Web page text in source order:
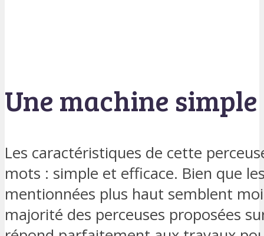
Une machine
Les caractéristiques de cette
mots : simple et efficace. Bien que
mentionnées plus haut semblent
majorité des perceuses proposées